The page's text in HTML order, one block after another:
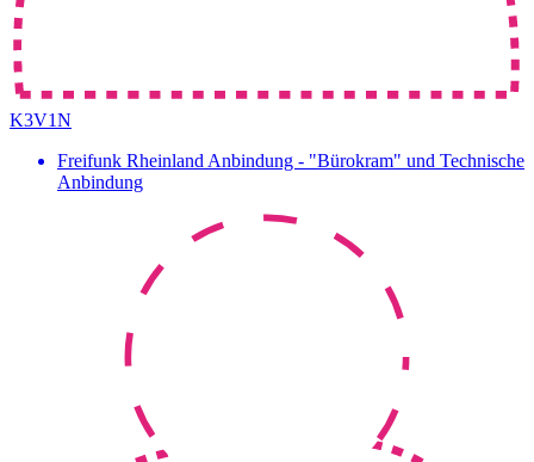
K3V1N
Freifunk Rheinland Anbindung - "Bürokram" und Technische
Anbindung